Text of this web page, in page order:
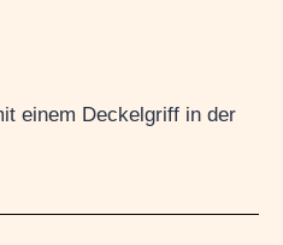
einem Deckelgriff in der